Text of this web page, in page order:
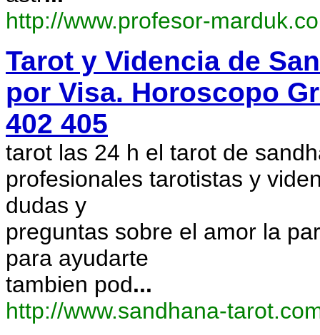
http://www.profesor-
Tarot y Videncia de
por Visa. Horoscopo
402 405
tarot las 24 h el tarot de
profesionales tarotistas y
dudas y
preguntas sobre el amor la
para ayudarte
tambien pod...
http://www.sandhana-